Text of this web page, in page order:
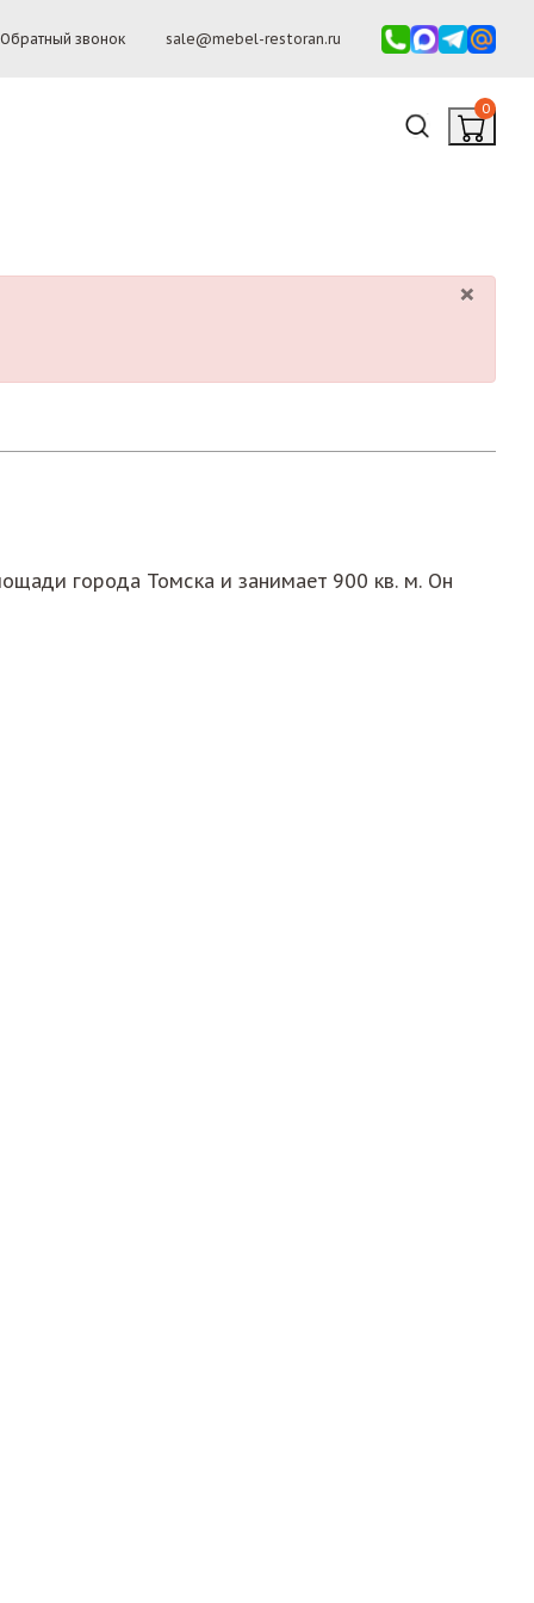
Обратный звонок sale@mebel-restoran.ru
0
×
города Томска и занимает 900 кв. м. Он